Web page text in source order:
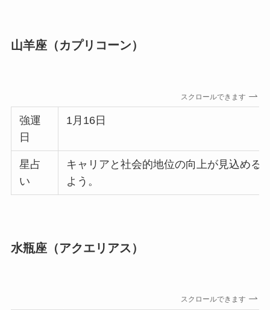
山羊座（カプリコーン）
スクロールできます
強運
日
1月16日
星占
い
キャリアと社会的地位の向上が見込める
よう。
水瓶座（アクエリアス）
スクロールできます